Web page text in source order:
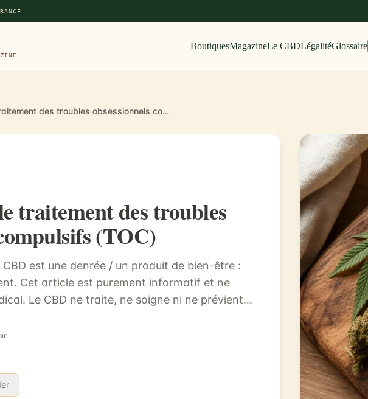
BoutiquesMagazineLe CBDLégalitéGlossaire
Le CBD pour le traitement des troubles obsessionnels compulsifs (TOC)
traitement des troubles
(TOC)
est une denrée / un produit de bien-être :
Cet article est purement informatif et ne
Le CBD ne traite, ne soigne ni ne prévient